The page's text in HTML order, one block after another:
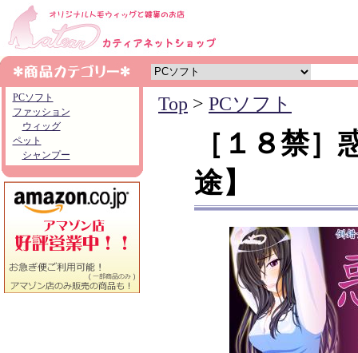
PCソフト
ファッション
ウィッグ
ペット
シャンプー
Top > PCソフト
［１８禁
途】